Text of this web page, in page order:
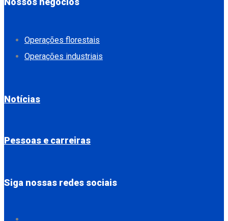
Operações florestais
Operações industriais
Notícias
Pessoas e carreiras
Siga nossas redes sociais